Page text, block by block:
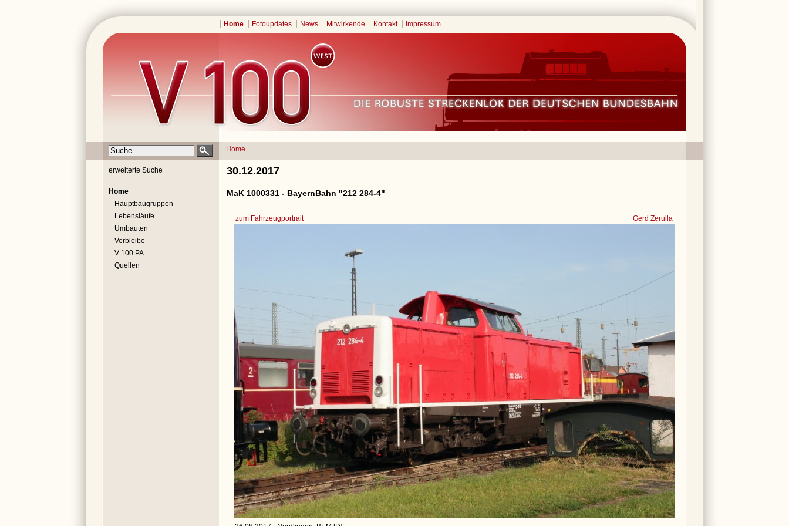
Home Fotoupdates News Mitwirkende Kontakt Impressum
Home
erweiterte Suche
Home
Hauptbaugruppen
Lebensläufe
Umbauten
Verbleibe
V 100 PA
Quellen
30.12.2017
MaK 1000331 - BayernBahn "212 284-4"
zum Fahrzeugportrait Gerd Zerulla